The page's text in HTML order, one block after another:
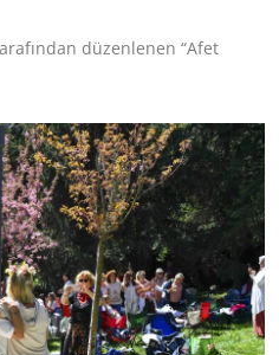
düzenlenen “Afet